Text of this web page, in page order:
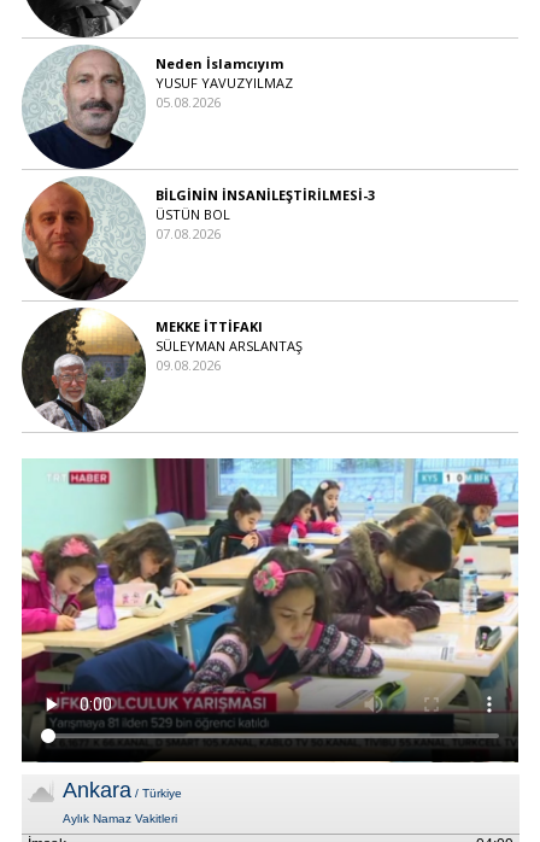
Neden İslamcıyım
YUSUF YAVUZYILMAZ
05.08.2026
BİLGİNİN İNSANİLEŞTİRİLMESİ-3
ÜSTÜN BOL
07.08.2026
MEKKE İTTİFAKI
SÜLEYMAN ARSLANTAŞ
09.08.2026